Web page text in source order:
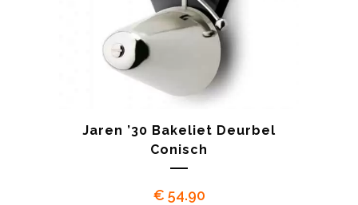
Jaren ’30 Bakeliet Deurbel
Conisch
€ 54.90